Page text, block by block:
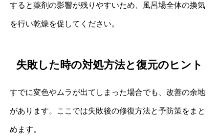
すると薬剤の影響が残りやすいため、風呂場全体の換気
を行い乾燥を促してください。
失敗した時の対処方法と復元のヒント
すでに変色やムラが出てしまった場合でも、改善の余地
があります。ここでは失敗後の修復方法と予防策をまと
めます。